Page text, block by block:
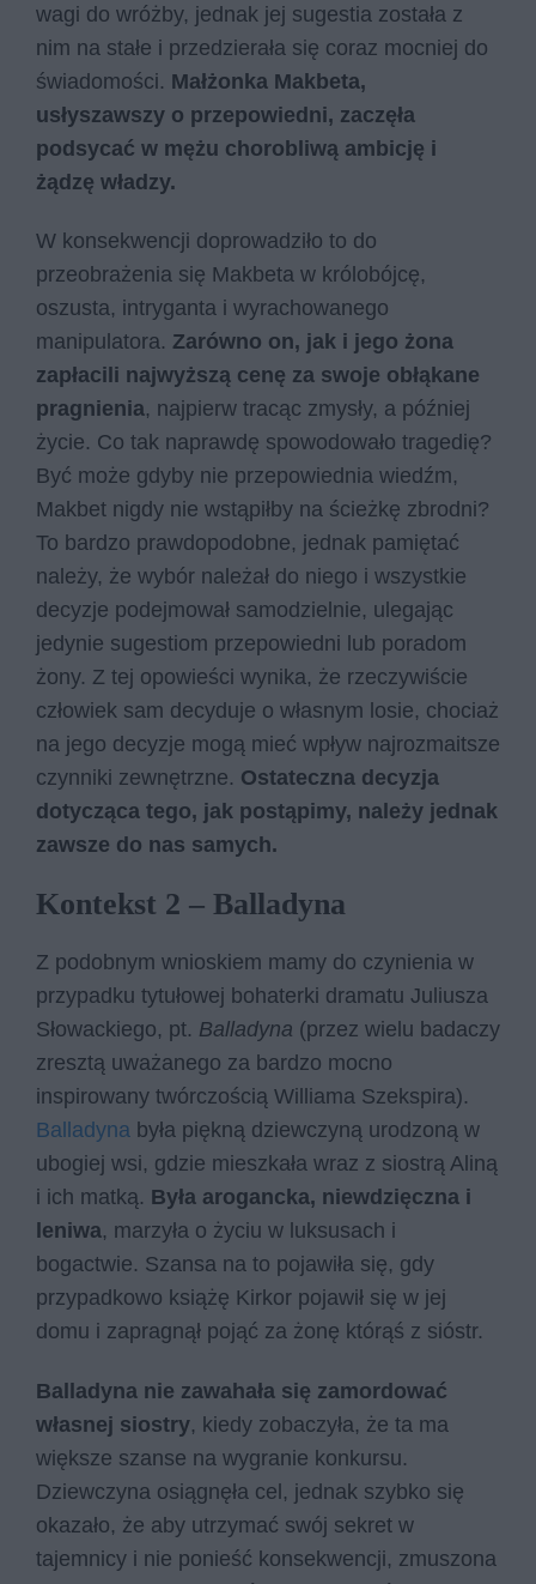
wagi do wróżby, jednak jej sugestia została z
nim na stałe i przedzierała się coraz mocniej do
świadomości. Małżonka Makbeta,
usłyszawszy o przepowiedni, zaczęła
podsycać w mężu chorobliwą ambicję i
żądzę władzy.
W konsekwencji doprowadziło to do
przeobrażenia się Makbeta w królobójcę,
oszusta, intryganta i wyrachowanego
manipulatora. Zarówno on, jak i jego żona
zapłacili najwyższą cenę za swoje obłąkane
pragnienia, najpierw tracąc zmysły, a później
życie. Co tak naprawdę spowodowało tragedię?
Być może gdyby nie przepowiednia wiedźm,
Makbet nigdy nie wstąpiłby na ścieżkę zbrodni?
To bardzo prawdopodobne, jednak pamiętać
należy, że wybór należał do niego i wszystkie
decyzje podejmował samodzielnie, ulegając
jedynie sugestiom przepowiedni lub poradom
żony. Z tej opowieści wynika, że rzeczywiście
człowiek sam decyduje o własnym losie, chociaż
na jego decyzje mogą mieć wpływ najrozmaitsze
czynniki zewnętrzne. Ostateczna decyzja
dotycząca tego, jak postąpimy, należy jednak
zawsze do nas samych.
Kontekst 2 – Balladyna
Z podobnym wnioskiem mamy do czynienia w
przypadku tytułowej bohaterki dramatu Juliusza
Słowackiego, pt. Balladyna (przez wielu badaczy
zresztą uważanego za bardzo mocno
inspirowany twórczością Williama Szekspira).
Balladyna była piękną dziewczyną urodzoną w
ubogiej wsi, gdzie mieszkała wraz z siostrą Aliną
i ich matką. Była arogancka, niewdzięczna i
leniwa, marzyła o życiu w luksusach i
bogactwie. Szansa na to pojawiła się, gdy
przypadkowo książę Kirkor pojawił się w jej
domu i zapragnął pojąć za żonę którąś z sióstr.
Balladyna nie zawahała się zamordować
własnej siostry, kiedy zobaczyła, że ta ma
większe szanse na wygranie konkursu.
Dziewczyna osiągnęła cel, jednak szybko się
okazało, że aby utrzymać swój sekret w
tajemnicy i nie ponieść konsekwencji, zmuszona